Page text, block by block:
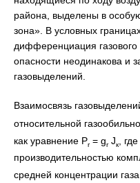
района, выделены в
зона». В условных
дифференциация газового
опасности неодинакова и
газовыделений.
Взаимосвязь
относительной
как уравнение Pr = gr Jк ,
производительностью
средней концентрации